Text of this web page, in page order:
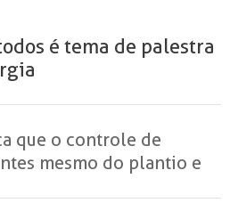
é tema de palestra
que o controle de
mesmo do plantio e